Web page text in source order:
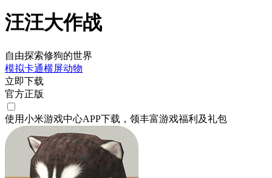
汪汪大作战
自由探索修狗的世界
模拟卡通横屏动物
立即下载
官方正版
使用小米游戏中心APP下载 ，领丰富游戏福利 及礼包